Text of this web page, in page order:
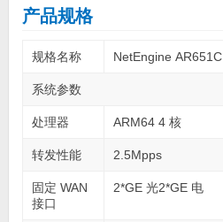
产品规格
规格名称 NetEngine AR651C
系统参数
处理器 ARM64 4 核
转发性能 2.5Mpps
固定 WAN
接口
2*GE 光2*GE 电